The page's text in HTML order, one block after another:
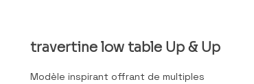
travertine low table Up & Up
Modèle inspirant offrant de multiples